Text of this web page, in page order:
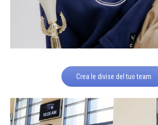
Crea le divise del tuo team